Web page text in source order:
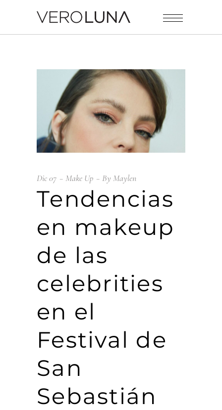
Dic07 Make Up By Maylen
Tendencias
en makeup
de las
celebrities
en el
Festival de
San
Sebastián